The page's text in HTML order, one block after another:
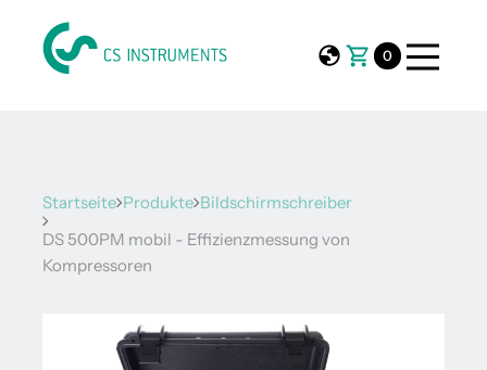
0
Startseite Produkte Bildschirmschreiber
DS 500PM mobil - Effizienzmessung von
Kompressoren